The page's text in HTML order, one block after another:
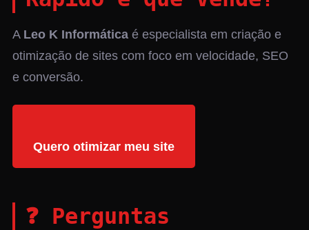
A Leo K Informáticaé especialista em criação e
otimização de sites com foco em velocidade, SEO
e conversão.
Quero otimizar meu site
❓ Perguntas